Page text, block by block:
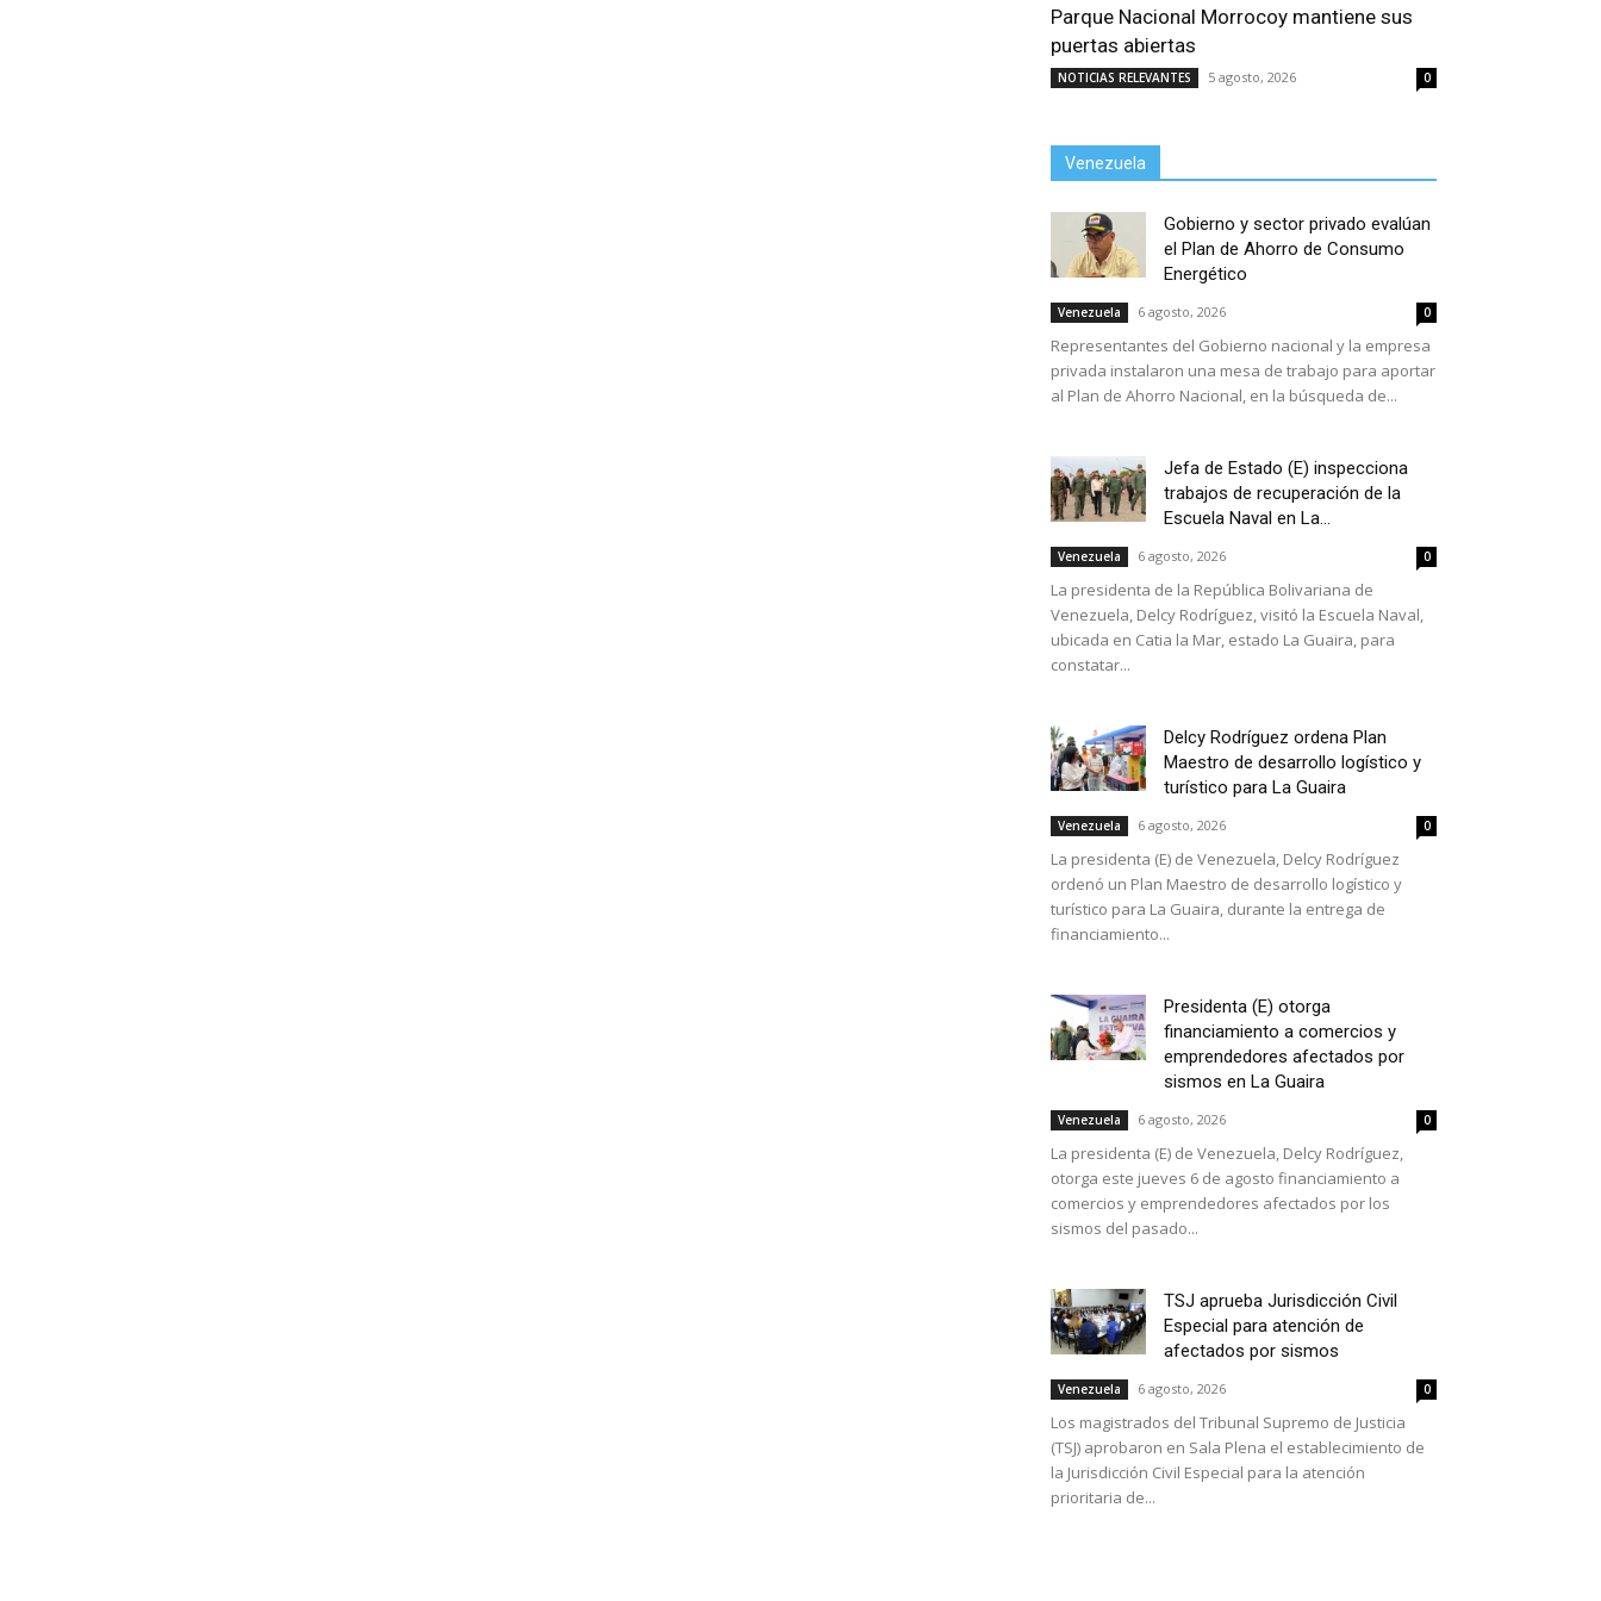
Parque Nacional Morrocoy mantiene sus
puertas abiertas
NOTICIAS RELEVANTES 5 agosto, 2026 0
Venezuela
Gobierno y sector privado evalúan
el Plan de Ahorro de Consumo
Energético
Venezuela 6 agosto, 2026 0
Representantes del Gobierno nacional y la empresa
privada instalaron una mesa de trabajo para aportar
al Plan de Ahorro Nacional, en la búsqueda de...
Jefa de Estado (E) inspecciona
trabajos de recuperación de la
Escuela Naval en La...
Venezuela 6 agosto, 2026 0
La presidenta de la República Bolivariana de
Venezuela, Delcy Rodríguez, visitó la Escuela Naval,
ubicada en Catia la Mar, estado La Guaira, para
constatar...
Delcy Rodríguez ordena Plan
Maestro de desarrollo logístico y
turístico para La Guaira
Venezuela 6 agosto, 2026 0
La presidenta (E) de Venezuela, Delcy Rodríguez
ordenó un Plan Maestro de desarrollo logístico y
turístico para La Guaira, durante la entrega de
financiamiento...
Presidenta (E) otorga
financiamiento a comercios y
emprendedores afectados por
sismos en La Guaira
Venezuela 6 agosto, 2026 0
La presidenta (E) de Venezuela, Delcy Rodríguez,
otorga este jueves 6 de agosto financiamiento a
comercios y emprendedores afectados por los
sismos del pasado...
TSJ aprueba Jurisdicción Civil
Especial para atención de
afectados por sismos
Venezuela 6 agosto, 2026 0
Los magistrados del Tribunal Supremo de Justicia
(TSJ) aprobaron en Sala Plena el establecimiento de
la Jurisdicción Civil Especial para la atención
prioritaria de...